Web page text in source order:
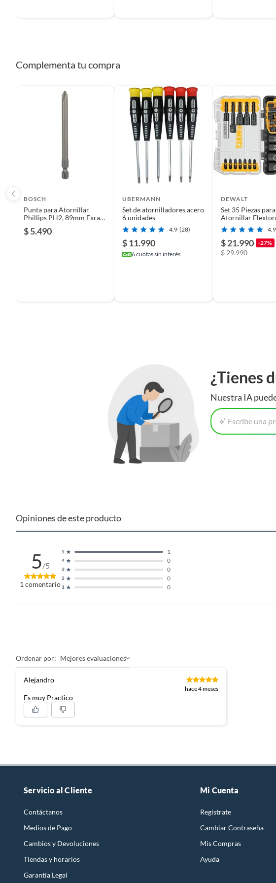
Complementa tu compra
BOSCH
Punta para Atornillar
Phillips PH2, 89mm Exra
$ 5.490
UBERMANN
Set de atornilladores acero
6 unidades
4.9 (28)
$ 11.990
6cuotas sin interés
DEWALT
Set 35 Piezas para
Atornillar
DEWALT
4.9
$ 21.990 -27%
$ 29.990
¿Tienes
Nuestra IA
Escribe una
Opiniones de este producto
5/5
1 comentario 1 0
2 0
3 0
4 0
5 1
Ordenar por: Mejores evaluaciones
Alejandro
hace 4 meses
Es muy Practico
Servicio al Cliente
Contáctanos
Medios de Pago
Cambios y Devoluciones
Tiendas y horarios
Garantía Legal
Mi Cuenta
Registrate
Cambiar Contraseña
Mis Compras
Ayuda